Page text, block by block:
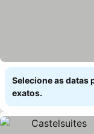
Selecione as datas
exatos.